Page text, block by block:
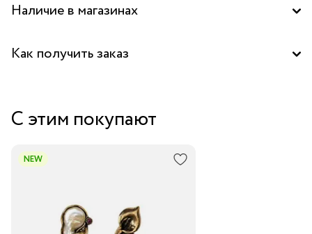
Наличие в магазинах
Бутик "La Nature" в ТЦ "Сокольники", Москва
Как получить заказ
Курьером за 1-2 дня
В пункт выдачи заказов Boxberry
Подробнее о сроках доставки
С этим покупают
NEW